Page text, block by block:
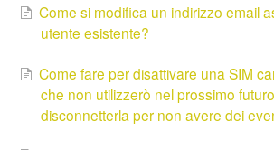
Come si modifica un indirizzo email
utente esistente?
Come fare per disattivare una SIM
che non utilizzerò nel prossimo
disconnetterla per non avere dei